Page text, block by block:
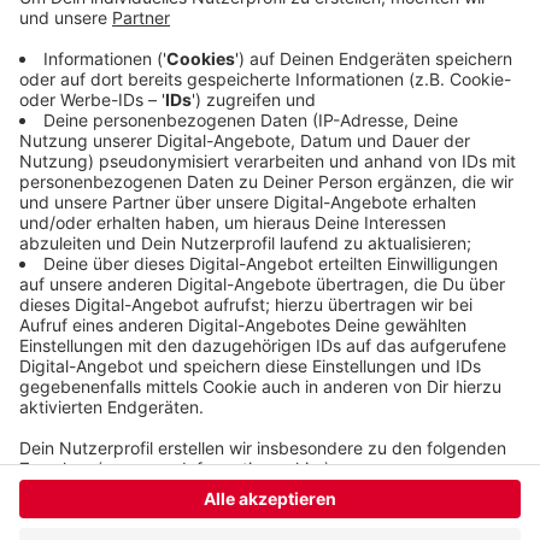
allermeisten Beschäftigten der Verkehrssparte
mitmachen. Der Nahverkehr wird auch in vielen
anderen Städten in der Region bestreikt - zum
Beispiel in Solingen, Remscheid und Düsseldorf.
Veröffentlicht:Donnerstag, 02.03.2023 09:47
Anzeige
Anzeige